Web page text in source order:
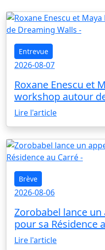
Entrevue
2026-08-07
Roxane Enescu et
workshop autour
Lire l'article
Brève
2026-08-06
Zorobabel lance
pour sa Résidence
Lire l'article